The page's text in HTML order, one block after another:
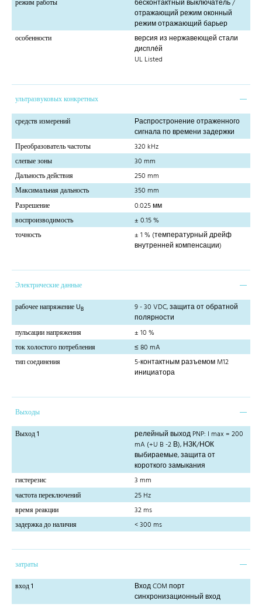
режим работы
бесконтактный выключатель /
отражающий режим оконный
режим отражающий барьер
особенности
версия из нержавеющей стали
диспле́й
UL Listed
ультразвуковых конкретных
средств измерений
Распростронение отраженного
сигнала по времени задержки
Преобразователь частоты
320 kHz
слепые зоны
30 mm
Дальность действия
250 mm
Максимальная дальность
350 mm
Разрешение
0.025 мм
воспроизводимость
± 0.15 %
точность
± 1 % (температурный дрейф
внутренней компенсации)
Электрические данные
рабочее напряжение UB
9 - 30 VDC, защита от обратной
полярности
пульсации напряжения
± 10 %
ток холостого потребления
≤ 80 mA
тип соединения
5-контактным разъемом M12
инициатора
Выходы
Выход 1
релейный выход PNP: I max = 200
mA (+U B -2 В), НЗК/НОК
выбираемые, защита от
короткого замыкания
гистерезис
3 mm
частота переключений
25 Hz
время реакции
32 ms
задержка до наличия
< 300 ms
затраты
вход 1
Вход COM порт
синхронизационный вход